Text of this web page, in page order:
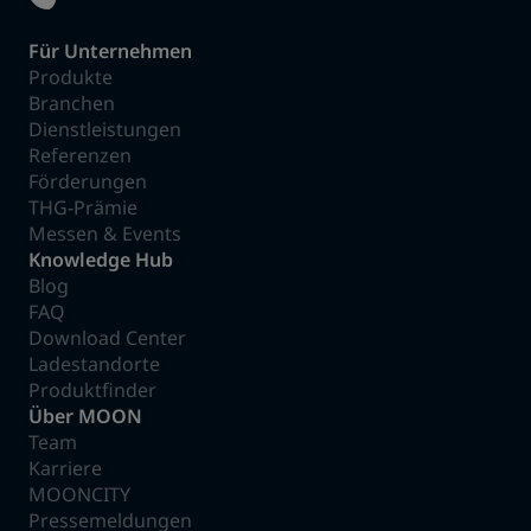
Für Unternehmen
Produkte
Branchen
Dienstleistungen
Referenzen
Förderungen
THG-Prämie
Messen & Events
Knowledge Hub
Blog
FAQ
Download Center
Ladestandorte
Produktfinder
Über MOON
Team
Karriere
MOONCITY
Pressemeldungen